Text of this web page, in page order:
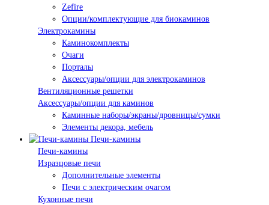
Zefire
Опции/комплектующие для биокаминов
Электрокамины
Каминокомплекты
Очаги
Порталы
Аксессуары/опции для электрокаминов
Вентиляционные решетки
Аксессуары/опции для каминов
Каминные наборы/экраны/дровницы/сумки
Элементы декора, мебель
Печи-камины
Печи-камины
Изразцовые печи
Дополнительные элементы
Печи с электрическим очагом
Кухонные печи